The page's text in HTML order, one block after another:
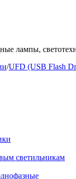
лампы,
/UFD (USB Flash
светильникам